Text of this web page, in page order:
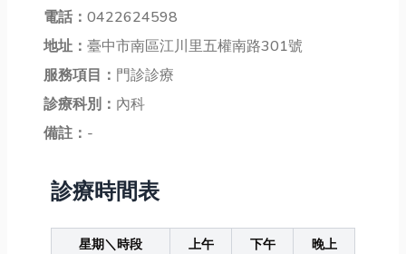
電話： 0422624598
地址： 臺中市南區江川里五權南路301號
服務項目： 門診診療
診療科別： 內科
備註： -
診療時間表
星期＼時段 上午 下午
晚上